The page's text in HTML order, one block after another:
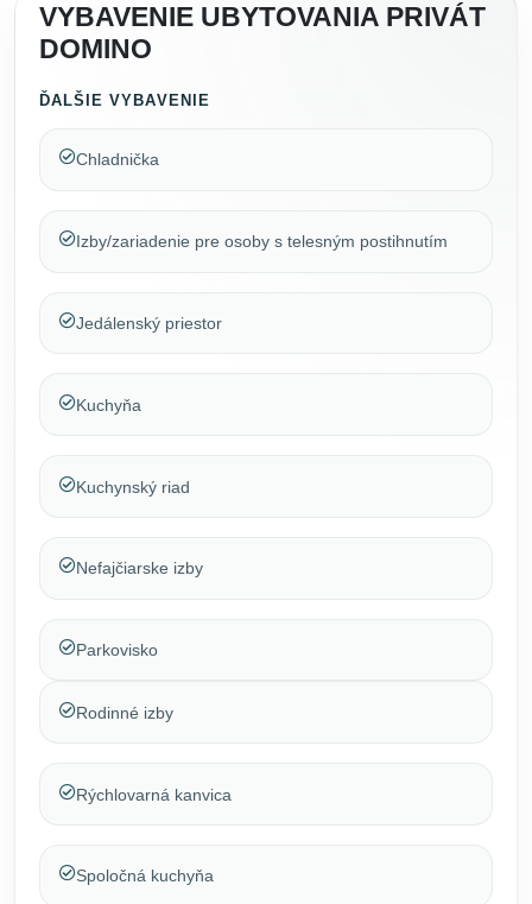
VYBAVENIE UBYTOVANIA PRIVÁT
DOMINO
ĎALŠIE VYBAVENIE
Chladnička
Izby/zariadenie pre osoby s telesným postihnutím
Jedálenský priestor
Kuchyňa
Kuchynský riad
Nefajčiarske izby
Parkovisko
Rodinné izby
Rýchlovarná kanvica
Spoločná kuchyňa